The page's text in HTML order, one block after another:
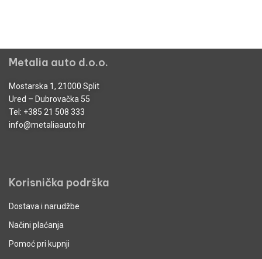
Metalia auto d.o.o.
Mostarska 1, 21000 Split
Ured – Dubrovačka 55
Tel: +385 21 508 333
info@metaliaauto.hr
Korisnička podrška
Dostava i narudžbe
Načini plaćanja
Pomoć pri kupnji